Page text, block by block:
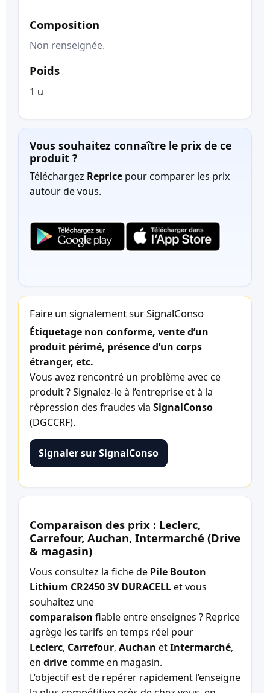
Composition
Non renseignée.
Poids
1 u
Vous souhaitez connaître le prix de ce
produit ?
Téléchargez Reprice pour comparer les prix
autour de vous.
Faire un signalement sur SignalConso
Étiquetage non conforme, vente d’un
produit périmé, présence d’un corps
étranger, etc.
Vous avez rencontré un problème avec ce
produit ? Signalez-le à l’entreprise et à la
répression des fraudes via SignalConso
(DGCCRF).
Signaler sur SignalConso
Comparaison des prix : Leclerc,
Carrefour, Auchan, Intermarché (Drive
& magasin)
Vous consultez la fiche de Pile Bouton
Lithium CR2450 3V DURACELLet vous
souhaitez une
comparaison fiable entre enseignes ? Reprice
agrège les tarifs en temps réel pour
Leclerc, Carrefour, Auchan etIntermarché,
en drivecomme en magasin.
L’objectif est de repérer rapidement l’enseigne